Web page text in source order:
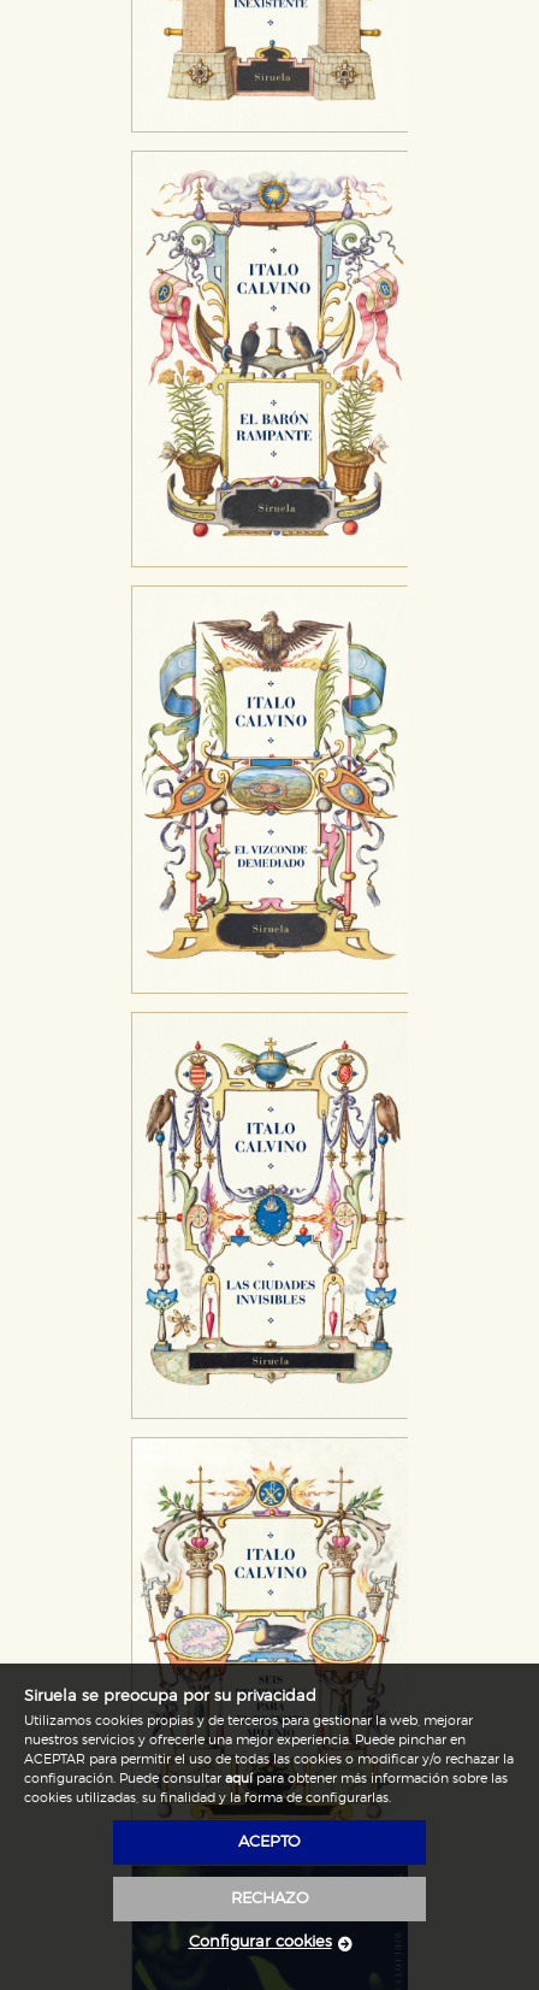
Siruela se preocupa por su privacidad
Utilizamos cookies propias y de terceros para gestionar la web, mejorar
nuestros servicios y ofrecerle una mejor experiencia. Puede pinchar en
ACEPTAR para permitir el uso de todas las cookies o modificar y/o rechazar la
configuración. Puede consultar aquípara obtener más información sobre las
cookies utilizadas, su finalidad y la forma de configurarlas.
ACEPTO
RECHAZO
Configurar cookies